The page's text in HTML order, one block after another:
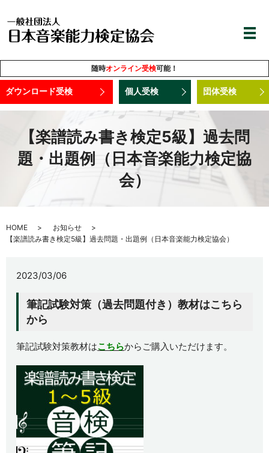
随時オンライン受検可能！
ダウンロード受検 個人受検 団体受検
【楽譜読み書き検定5級】過去問
題・出題例（日本音楽能力検定協
会）
HOME
お知らせ
【楽譜読み書き検定5級】過去問題・出題例（日本音楽能力検定協会）
2023/03/06
筆記試験対策（過去問題付き）教材はこちら
から
筆記試験対策教材はこちらからご購入いただけます。